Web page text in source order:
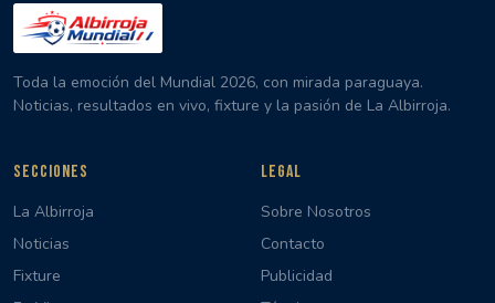
Toda la emoción del Mundial 2026, con mirada paraguaya.
Noticias, resultados en vivo, fixture y la pasión de La Albirroja.
SECCIONES
La Albirroja
Noticias
Fixture
LEGAL
Sobre Nosotros
Contacto
Publicidad